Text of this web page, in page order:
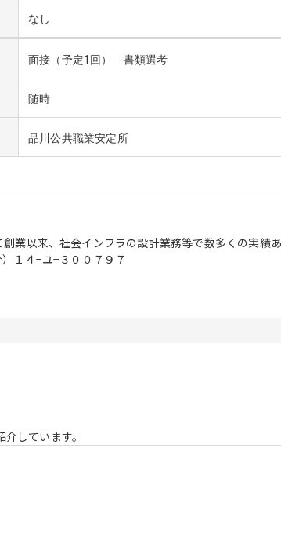
なし
面接（予定1回） 書類選考
随時
品川公共職業安定所
業以来、社会インフラの設計業務等で数多くの実績
１４−ユ−３００７９７
しています。